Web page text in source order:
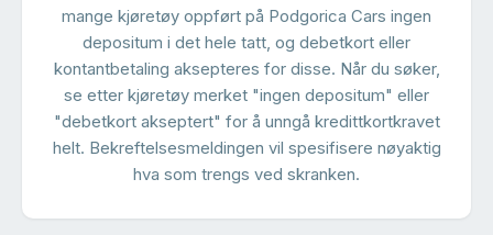
mange kjøretøy oppført på Podgorica Cars ingen
depositum i det hele tatt, og debetkort eller
kontantbetaling aksepteres for disse. Når du søker,
se etter kjøretøy merket "ingen depositum" eller
"debetkort akseptert" for å unngå kredittkortkravet
helt. Bekreftelsesmeldingen vil spesifisere nøyaktig
hva som trengs ved skranken.